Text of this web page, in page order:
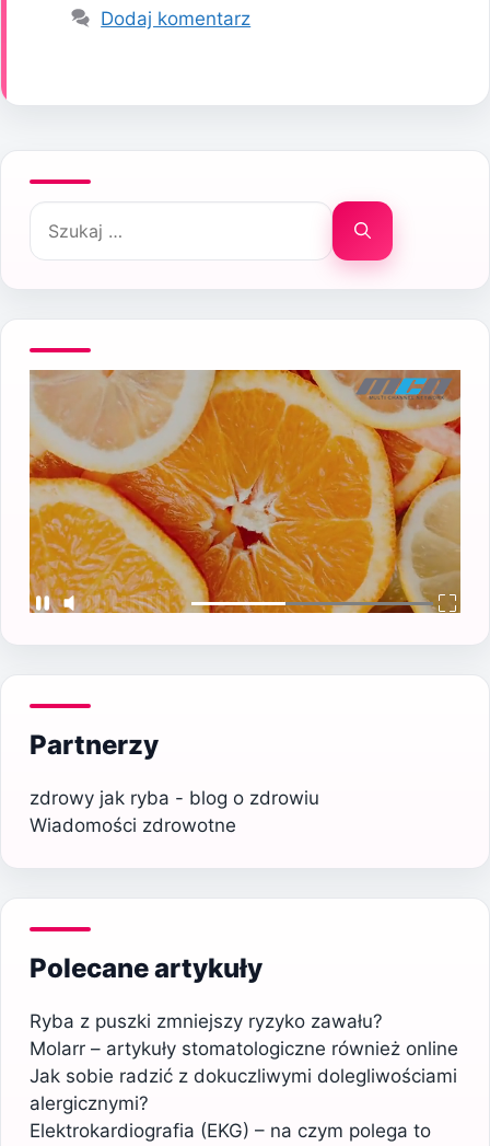
Dodaj komentarz
Szukaj:
Partnerzy
zdrowy jak ryba - blog o zdrowiu
Wiadomości zdrowotne
Polecane artykuły
Ryba z puszki zmniejszy ryzyko zawału?
Molarr – artykuły stomatologiczne również online
Jak sobie radzić z dokuczliwymi dolegliwościami
alergicznymi?
Elektrokardiografia (EKG) – na czym polega to